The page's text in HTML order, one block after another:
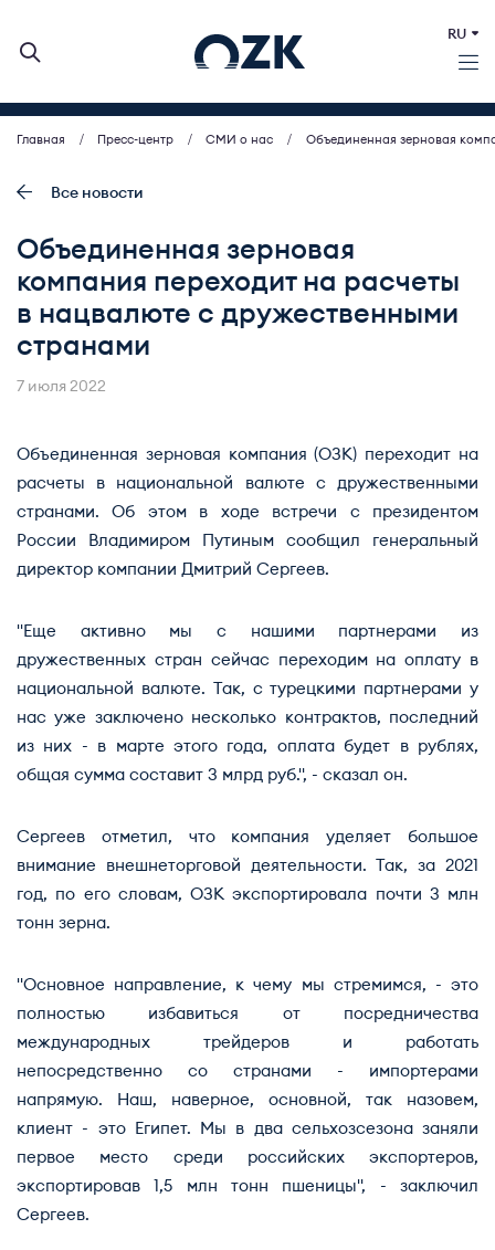
ИНВЕСТОРАМ
МСП (ЗАКУПКИ)
ПРЕСС-ЦЕНТР
RU
Главная Пресс-центр СМИ о нас Объединенная зерновая
Все новости
Объединенная зерновая
компания переходит на расчеты
в нацвалюте с дружественными
странами
7 июля 2022
Объединенная зерновая компания (ОЗК) переходит на
расчеты в национальной валюте с дружественными
странами. Об этом в ходе встречи с президентом
России Владимиром Путиным сообщил генеральный
директор компании Дмитрий Сергеев.
"Еще активно мы с нашими партнерами из
дружественных стран сейчас переходим на оплату в
национальной валюте. Так, с турецкими партнерами у
нас уже заключено несколько контрактов, последний
из них - в марте этого года, оплата будет в рублях,
общая сумма составит 3 млрд руб.", - сказал он.
Сергеев отметил, что компания уделяет большое
внимание внешнеторговой деятельности. Так, за 2021
год, по его словам, ОЗК экспортировала почти 3 млн
тонн зерна.
"Основное направление, к чему мы стремимся, - это
полностью избавиться от посредничества
международных трейдеров и работать
непосредственно со странами - импортерами
напрямую. Наш, наверное, основной, так назовем,
клиент - это Египет. Мы в два сельхозсезона заняли
первое место среди российских экспортеров,
экспортировав 1,5 млн тонн пшеницы", - заключил
Сергеев.